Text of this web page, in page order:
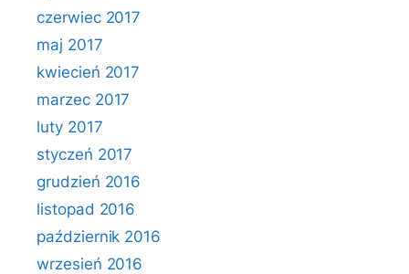
czerwiec 2017
maj 2017
kwiecień 2017
marzec 2017
luty 2017
styczeń 2017
grudzień 2016
listopad 2016
październik 2016
wrzesień 2016